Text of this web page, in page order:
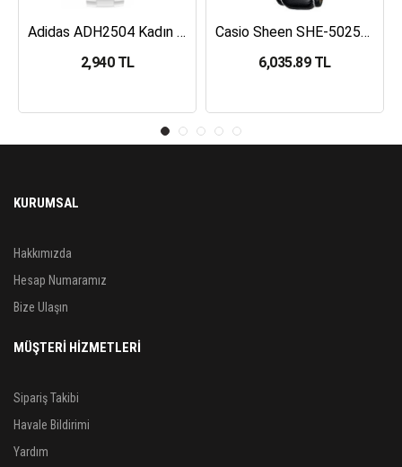
Adidas ADH2504 Kadın Kol Saati
2,940 TL
Casio Sheen SHE-5025BL-1ADR Kadın Kol Saati
6,035.89 TL
KURUMSAL
Hakkımızda
Hesap Numaramız
Bize Ulaşın
MÜŞTERİ HİZMETLERİ
Sipariş Takibi
Havale Bildirimi
Yardım